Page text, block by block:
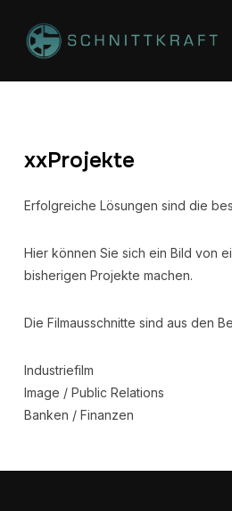
xxProjekte
Erfolgreiche Lösungen sind die
Hier können Sie sich ein Bild von
bisherigen Projekte machen.
Die Filmausschnitte sind aus den
Industriefilm
Image / Public Relations
Banken / Finanzen